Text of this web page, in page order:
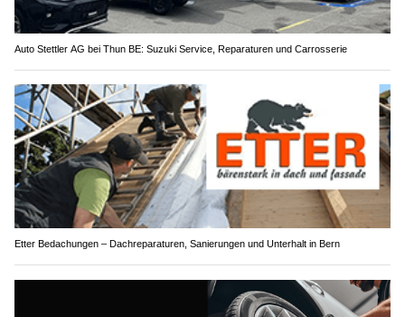
Auto Stettler AG bei Thun BE: Suzuki Service, Reparaturen und Carrosserie
Etter Bedachungen – Dachreparaturen, Sanierungen und Unterhalt in Bern